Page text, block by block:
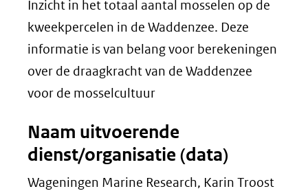
Inzicht in het totaal aantal mosselen op de
kweekpercelen in de Waddenzee. Deze
informatie is van belang voor berekeningen
over de draagkracht van de Waddenzee
voor de mosselcultuur
Naam uitvoerende
dienst/organisatie (data)
Wageningen Marine Research, Karin Troost